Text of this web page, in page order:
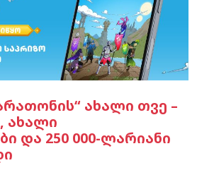
ახალი თვე –
ახალი
და 250 000-ლარიანი